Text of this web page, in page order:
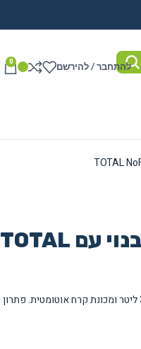
להתחבר / להירשם 0
FRZ605UBRXTT/24PMH בנוי עם TOTAL
מקפיא בנוי איטלקי מעולה עם מערכת TOTAL NoFrost, קיבולת 342 ליטר ומכונת קרח אוטומטית. פתרון